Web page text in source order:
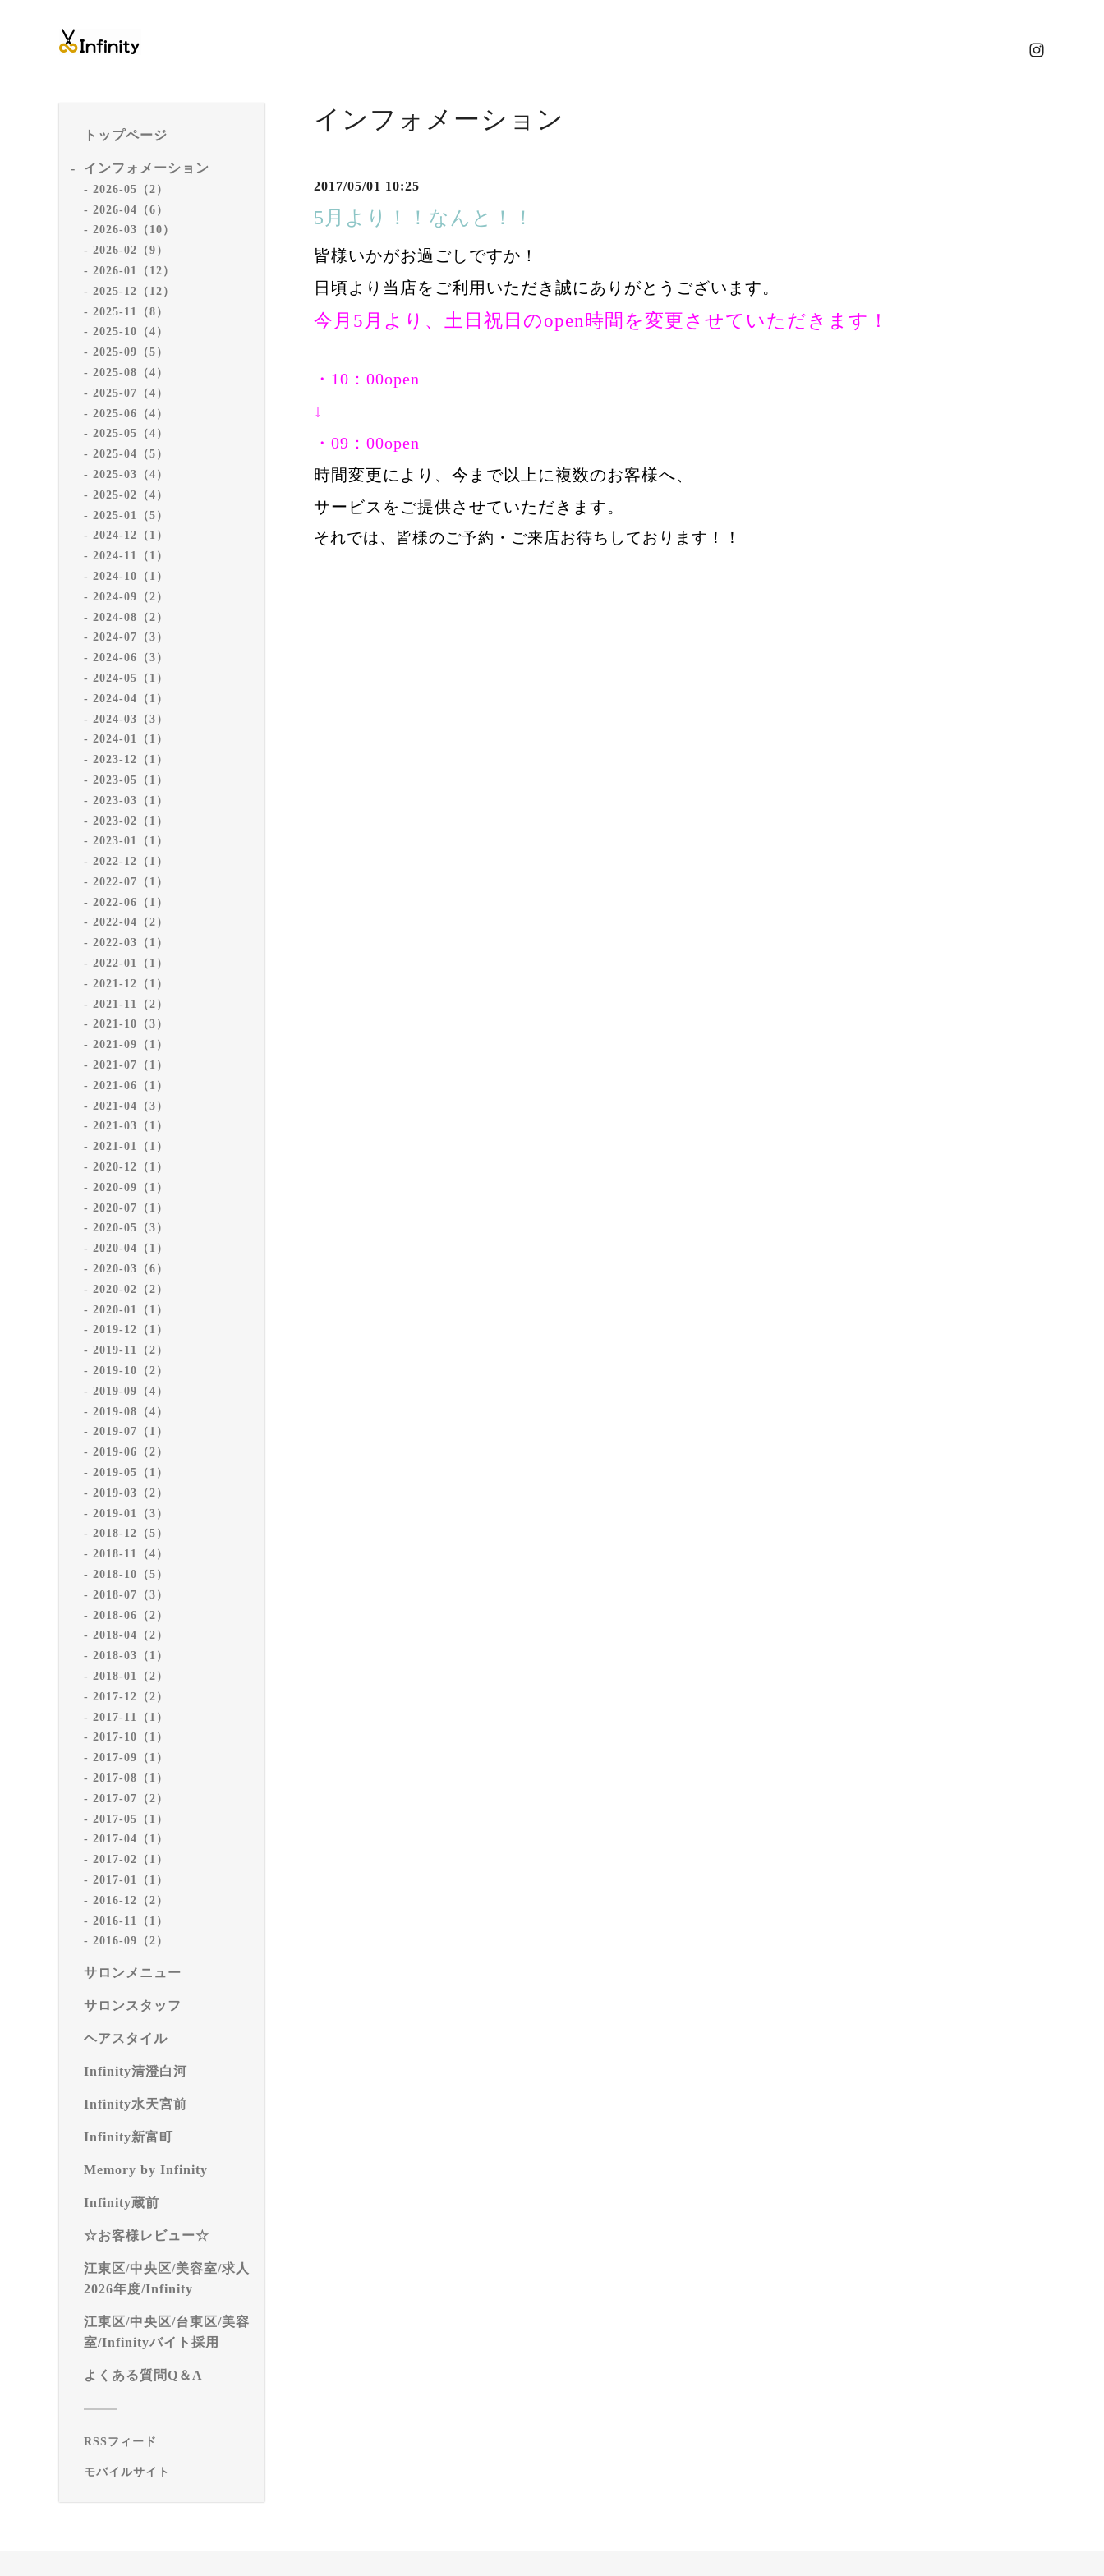
トップページ
インフォメーション
2026-05（2）
2026-04（6）
2026-03（10）
2026-02（9）
2026-01（12）
2025-12（12）
2025-11（8）
2025-10（4）
2025-09（5）
2025-08（4）
2025-07（4）
2025-06（4）
2025-05（4）
2025-04（5）
2025-03（4）
2025-02（4）
2025-01（5）
2024-12（1）
2024-11（1）
2024-10（1）
2024-09（2）
2024-08（2）
2024-07（3）
2024-06（3）
2024-05（1）
2024-04（1）
2024-03（3）
2024-01（1）
2023-12（1）
2023-05（1）
2023-03（1）
2023-02（1）
2023-01（1）
2022-12（1）
2022-07（1）
2022-06（1）
2022-04（2）
2022-03（1）
2022-01（1）
2021-12（1）
2021-11（2）
2021-10（3）
2021-09（1）
2021-07（1）
2021-06（1）
2021-04（3）
2021-03（1）
2021-01（1）
2020-12（1）
2020-09（1）
2020-07（1）
2020-05（3）
2020-04（1）
2020-03（6）
2020-02（2）
2020-01（1）
2019-12（1）
2019-11（2）
2019-10（2）
2019-09（4）
2019-08（4）
2019-07（1）
2019-06（2）
2019-05（1）
2019-03（2）
2019-01（3）
2018-12（5）
2018-11（4）
2018-10（5）
2018-07（3）
2018-06（2）
2018-04（2）
2018-03（1）
2018-01（2）
2017-12（2）
2017-11（1）
2017-10（1）
2017-09（1）
2017-08（1）
2017-07（2）
2017-05（1）
2017-04（1）
2017-02（1）
2017-01（1）
2016-12（2）
2016-11（1）
2016-09（2）
サロンメニュー
サロンスタッフ
ヘアスタイル
Infinity清澄白河
Infinity水天宮前
Infinity新富町
Memory by Infinity
Infinity蔵前
☆お客様レビュー☆
江東区/中央区/美容室/求人
2026年度/Infinity
江東区/中央区/台東区/美容
室/Infinityバイト採用
よくある質問Q＆A
RSSフィード
モバイルサイト
インフォメーション
2017/05/01 10:25
5月より！！なんと！！
皆様いかがお過ごしですか！
日頃より当店をご利用いただき誠にありがとうございます。
今月5月より、土日祝日のopen時間を変更させていただきます！
・10：00open
↓
・09：00open
時間変更により、今まで以上に複数のお客様へ、
サービスをご提供させていただきます。
それでは、皆様のご予約・ご来店お待ちしております！！